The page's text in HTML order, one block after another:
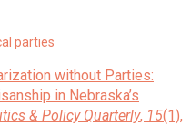
parties
without Parties:
in Nebraska’s
& Policy Quarterly, 15(1),